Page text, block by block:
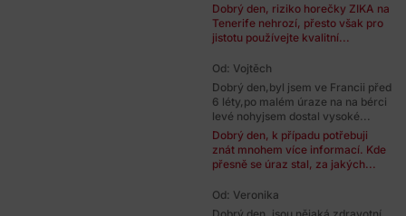
Dobrý den, riziko horečky ZIKA na
Tenerife nehrozí, přesto však pro
jistotu používejte kvalitní...
Od: Vojtěch
Dobrý den,byl jsem ve Francii před
6 léty,po malém úraze na na bérci
levé nohyjsem dostal vysoké...
Dobrý den, k případu potřebuji
znát mnohem více informací. Kde
přesně se úraz stal, za jakých...
Od: Veronika